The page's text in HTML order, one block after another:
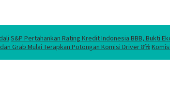
S&P Pertahankan Rating Kredit Indonesia BBB, Bukti
Grab Mulai Terapkan Potongan Komisi Driver 8℅